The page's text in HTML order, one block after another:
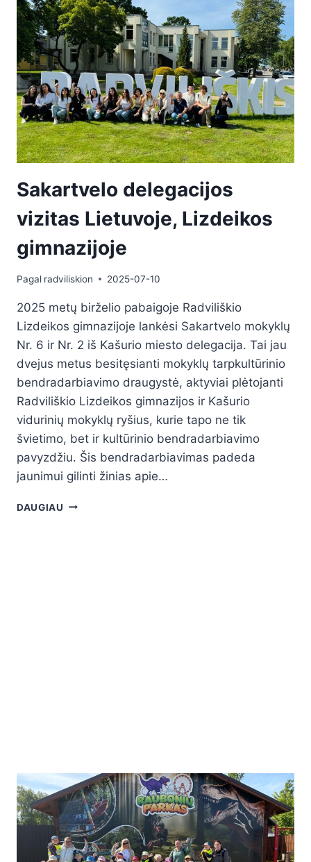
Sakartvelo delegacijos
vizitas Lietuvoje, Lizdeikos
gimnazijoje
Pagal radviliskion 2025-07-10
2025 metų birželio pabaigoje Radviliškio
Lizdeikos gimnazijoje lankėsi Sakartvelo mokyklų
Nr. 6 ir Nr. 2 iš Kašurio miesto delegacija. Tai jau
dvejus metus besitęsianti mokyklų tarpkultūrinio
bendradarbiavimo draugystė, aktyviai plėtojanti
Radviliškio Lizdeikos gimnazijos ir Kašurio
vidurinių mokyklų ryšius, kurie tapo ne tik
švietimo, bet ir kultūrinio bendradarbiavimo
pavyzdžiu. Šis bendradarbiavimas padeda
jaunimui gilinti žinias apie…
DAUGIAU